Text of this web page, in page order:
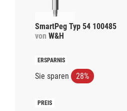
SmartPeg Typ 54 100485
von W&H
Sie sparen 28%